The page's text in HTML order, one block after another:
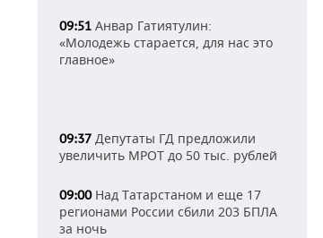
09:51 Анвар Гатиятулин:
«Молодежь старается, для нас это
главное»
09:37 Депутаты ГД предложили
увеличить МРОТ до 50 тыс. рублей
09:00Над Татарстаном и еще 17
регионами России сбили 203 БПЛА
за ночь